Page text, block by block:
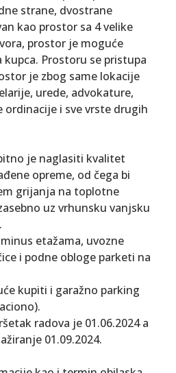
strane, dvostrane
kao prostor sa 4 velike
prostor je moguće
Prostoru se pristupa
je zbog same lokacije
urede, advokature,
i sve vrste drugih
je naglasiti kvalitet
opreme, od čega bi
grijanja na toplotne
uz vrhunsku vanjsku
etažama, uvozne
i podne obloge parketi na
kupiti i garažno parking
radova je 01.06.2024 a
01.09.2024.